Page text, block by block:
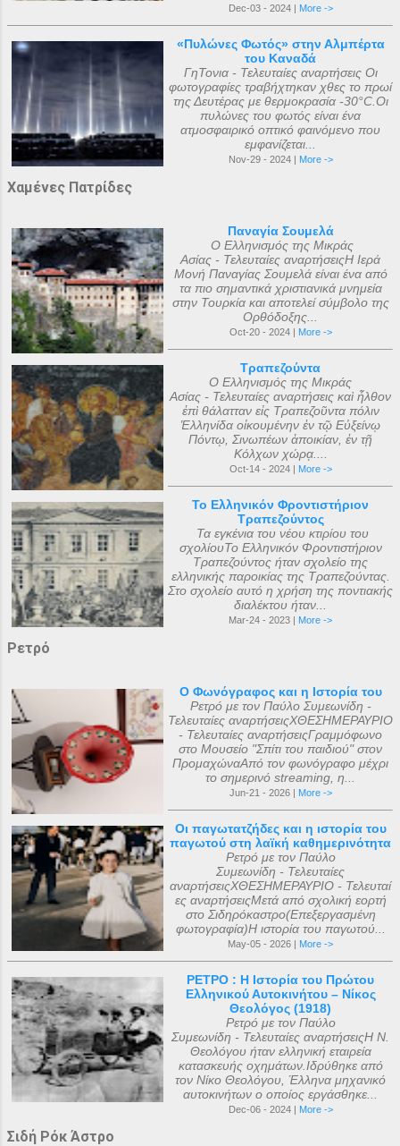
Dec-03 - 2024 | More ->
«Πυλώνες Φωτός» στην Αλμπέρτα
του Καναδά
ΓηΤονια - Τελευταίες αναρτήσεις Οι
φωτογραφίες τραβήχτηκαν χθες το πρωί
της Δευτέρας με θερμοκρασία -30°C.Οι
πυλώνες του φωτός είναι ένα
ατμοσφαιρικό οπτικό φαινόμενο που
εμφανίζεται...
Nov-29 - 2024 | More ->
Χαμένες Πατρίδες
Παναγία Σουμελά
Ο Ελληνισμός της Μικράς
Ασίας - Τελευταίες αναρτήσειςΗ Ιερά
Μονή Παναγίας Σουμελά είναι ένα από
τα πιο σημαντικά χριστιανικά μνημεία
στην Τουρκία και αποτελεί σύμβολο της
Ορθόδοξης...
Oct-20 - 2024 | More ->
Τραπεζούντα
Ο Ελληνισμός της Μικράς
Ασίας - Τελευταίες αναρτήσεις καὶ ἦλθον
ἐπὶ θάλατταν εἰς Τραπεζοῦντα πόλιν
Ἑλληνίδα οἰκουμένην ἐν τῷ Εὐξείνῳ
Πόντῳ, Σινωπέων ἀποικίαν, ἐν τῇ
Κόλχων χώρᾳ....
Oct-14 - 2024 | More ->
Το Ελληνικόν Φροντιστήριον
Τραπεζούντος
Τα εγκένια του νέου κτιρίου του
σχολίουΤο Ελληνικόν Φροντιστήριον
Τραπεζούντος ήταν σχολείο της
ελληνικής παροικίας της Τραπεζούντας.
Στο σχολείο αυτό η χρήση της ποντιακής
διαλέκτου ήταν...
Mar-24 - 2023 | More ->
Ρετρό
Ο Φωνόγραφος και η Ιστορία του
Ρετρό με τον Παύλο Συμεωνίδη -
Τελευταίες αναρτήσειςΧΘΕΣΗΜΕΡΑΥΡΙΟ
- Τελευταίες αναρτήσειςΓραμμόφωνο
στο Μουσείο "Σπίτι του παιδιού" στον
ΠρομαχώναΑπό τον φωνόγραφο μέχρι
το σημερινό streaming, η...
Jun-21 - 2026 | More ->
Οι παγωτατζήδες και η ιστορία του
παγωτού στη λαϊκή καθημερινότητα
Ρετρό με τον Παύλο
Συμεωνίδη - Τελευταίες
αναρτήσειςΧΘΕΣΗΜΕΡΑΥΡΙΟ - Τελευταί
ες αναρτήσειςΜετά από σχολική εορτή
στο Σιδηρόκαστρο(Επεξεργασμένη
φωτογραφία)Η ιστορία του παγωτού...
May-05 - 2026 | More ->
ΡΕΤΡΟ : Η Ιστορία του Πρώτου
Ελληνικού Αυτοκινήτου – Νίκος
Θεολόγος (1918)
Ρετρό με τον Παύλο
Συμεωνίδη - Τελευταίες αναρτήσειςΗ Ν.
Θεολόγου ήταν ελληνική εταιρεία
κατασκευής οχημάτων.Ιδρύθηκε από
τον Νίκο Θεολόγου, Έλληνα μηχανικό
αυτοκινήτων ο οποίος εργάσθηκε...
Dec-06 - 2024 | More ->
Σιδή Ρόκ Άστρο